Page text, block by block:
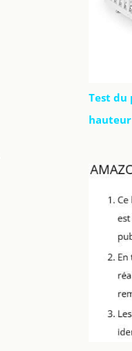
Test du